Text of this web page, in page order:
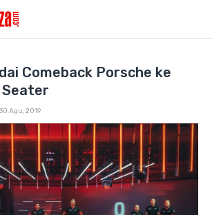
Comeback Porsche ke
Seater
30 Agu, 2019